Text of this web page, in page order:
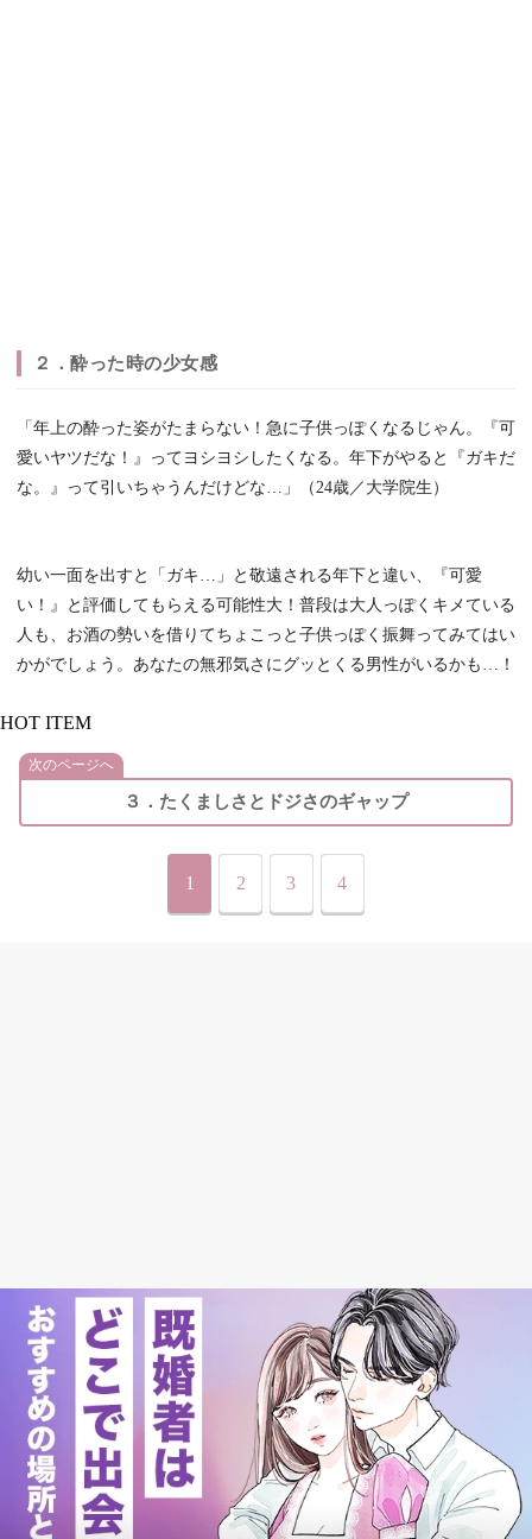
２．酔った時の少女感
「年上の酔った姿がたまらない！急に子供っぽくなるじゃん。『可
愛いヤツだな！』ってヨシヨシしたくなる。年下がやると『ガキだ
な。』って引いちゃうんだけどな…」（24歳／大学院生）
幼い一面を出すと「ガキ…」と敬遠される年下と違い、『可愛
い！』と評価してもらえる可能性大！普段は大人っぽくキメている
人も、お酒の勢いを借りてちょこっと子供っぽく振舞ってみてはい
かがでしょう。あなたの無邪気さにグッとくる男性がいるかも…！
HOT ITEM
次のページへ
３．たくましさとドジさのギャップ
1 2 3 4